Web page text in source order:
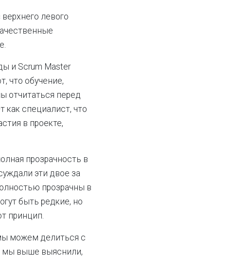
левого
и Scrum Master
что обучение,
отчитаться перед
как специалист, что
в проекте,
прозрачность в
эти двое за
прозрачны в
быть редкие, но
принцип.
можем делиться с
мы выше выяснили,